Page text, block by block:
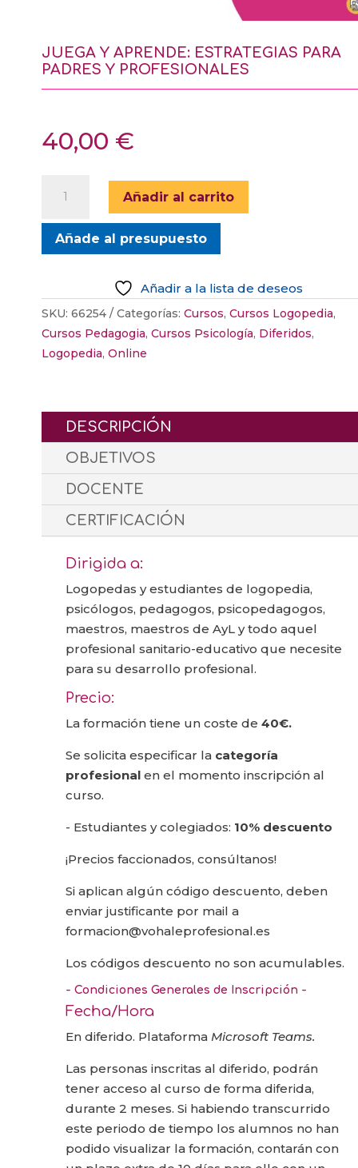
JUEGA Y APRENDE: ESTRATEGIAS PARA
PADRES Y PROFESIONALES
40,00 €
aprende:
estrategias
y
Añadir al carrito
Añade al presupuesto
Añadir a la lista de deseos
SKU: 66254 Categorías: Cursos, Cursos Logopedia,
Cursos Pedagogia, Cursos Psicología, Diferidos,
Logopedia, Online
DESCRIPCIÓN
OBJETIVOS
DOCENTE
CERTIFICACIÓN
Dirigida a:
Logopedas y estudiantes de logopedia,
psicólogos, pedagogos, psicopedagogos,
maestros, maestros de AyL y todo aquel
profesional sanitario-educativo que necesite
para su desarrollo profesional.
Precio:
La formación tiene un coste de 40€.
Se solicita especificar la categoría
profesional en el momento inscripción al
curso.
- Estudiantes y colegiados: 10% descuento
¡Precios faccionados, consúltanos!
Si aplican algún código descuento, deben
enviar justificante por mail a
formacion@vohaleprofesional.es
Los códigos descuento no son acumulables.
- Condiciones Generales de Inscripción -
Fecha/Hora
En diferido. Plataforma Microsoft Teams.
Las personas inscritas al diferido, podrán
tener acceso al curso de forma diferida,
durante 2 meses. Si habiendo transcurrido
este periodo de tiempo los alumnos no han
podido visualizar la formación, contarán con